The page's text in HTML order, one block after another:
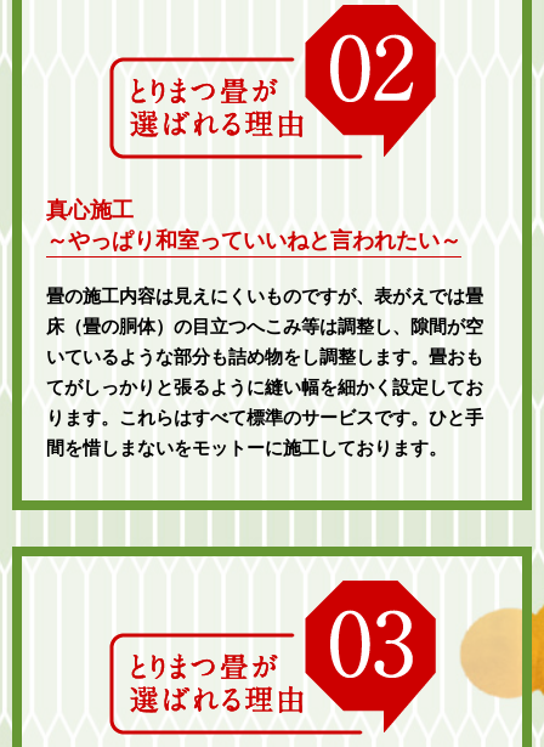
真心施工
～やっぱり和室っていいねと言われたい～
畳の施工内容は見えにくいものですが、表がえでは畳
床（畳の胴体）の目立つへこみ等は調整し、隙間が空
いているような部分も詰め物をし調整します。畳おも
てがしっかりと張るように縫い幅を細かく設定してお
ります。これらはすべて標準のサービスです。ひと手
間を惜しまないをモットーに施工しております。